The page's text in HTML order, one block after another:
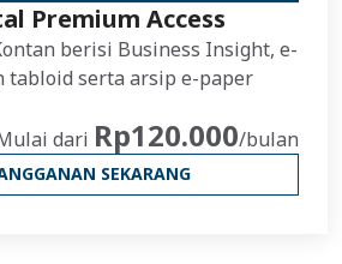
Premium Access
berisi Business Insight, e-
tabloid serta arsip e-paper
dari Rp120.000/bulan
SEKARANG